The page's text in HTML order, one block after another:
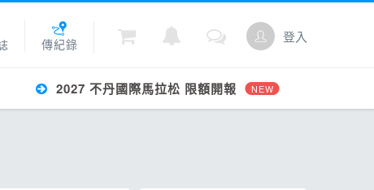
傳紀錄 登入
2027 不丹國際馬拉松 限額開報 NEW